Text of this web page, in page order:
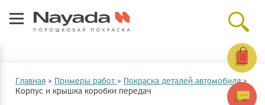
Главная > Примеры работ > Покраска деталей автомобиля >
Корпус и крышка коробки передач